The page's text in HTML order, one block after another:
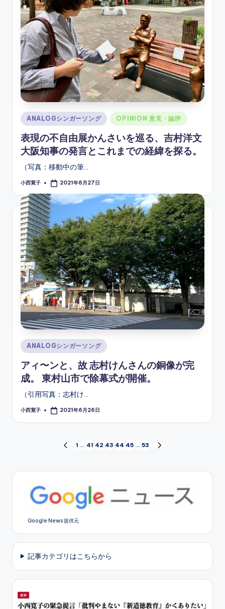
Posted
in
ANALOGシンガーソング OPINION 意見・論評
表現の不自由展かんさいを巡る、吉村洋文
大阪知事の発言とこれまでの経緯を探る。
（写真：移動中の筆…
Posted
小西寛子 2021年6月27日
Posted
in
ANALOGシンガーソング
アィ〜ンと、故 志村けんさんの銅像が完
成。 東村山市で除幕式が開催。
（引用写真：志村け…
Posted
小西寛子 2021年6月26日
稿
ー
ジ
送
り
PREVIOUS
1 … 41 42 43 44 45 … 53
Google News 提供元
記事カテゴリはこちらから